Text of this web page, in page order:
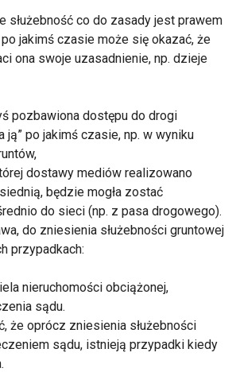
służebność co do zasady jest prawem
jakimś czasie może się okazać, że
ona swoje uzasadnienie, np. dzieje
pozbawiona dostępu do drogi
ją” po jakimś czasie, np. w wyniku
dostawy mediów realizowano
będzie mogła zostać
do sieci (np. z pasa drogowego).
do zniesienia służebności gruntowej
przypadkach:
nieruchomości obciążonej,
sądu.
że oprócz zniesienia służebności
sądu, istnieją przypadki kiedy